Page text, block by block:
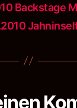
Backstage